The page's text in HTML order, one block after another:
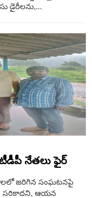
డైరీలను,...
నేతలు ఫైర్
జరిగిన సంఘటనపై
సరికాదని, ఆయన